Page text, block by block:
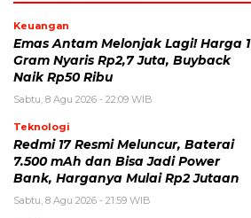
Keuangan
Emas Antam Melonjak Lagi! Harga 1
Gram Nyaris Rp2,7 Juta, Buyback
Naik Rp50 Ribu
Sabtu, 8 Agu 2026 - 22:09 WIB
Teknologi
Redmi 17 Resmi Meluncur, Baterai
7.500 mAh dan Bisa Jadi Power
Bank, Harganya Mulai Rp2 Jutaan
Sabtu, 8 Agu 2026 - 21:59 WIB